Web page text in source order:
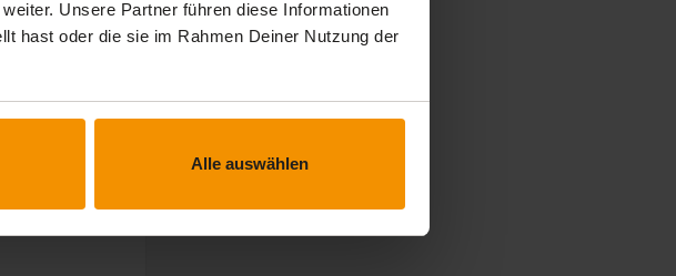
Unsere Partner führen diese Informationen
hast oder die sie im Rahmen Deiner Nutzung der
Alle auswählen